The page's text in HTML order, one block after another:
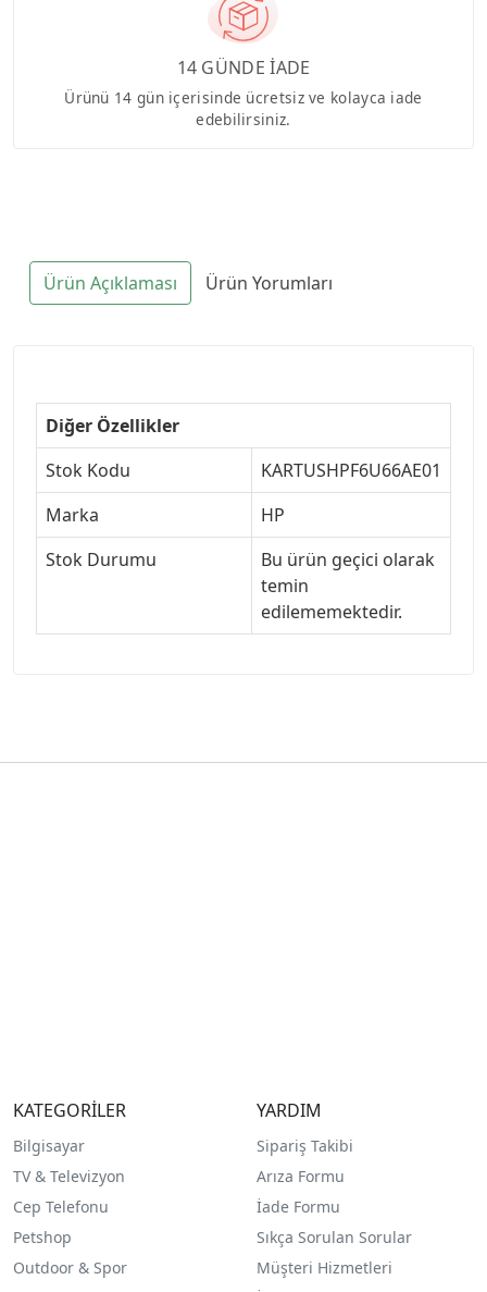
14 GÜNDE İADE
Ürünü 14 gün içerisinde ücretsiz ve kolayca iade
edebilirsiniz.
Ürün Açıklaması Ürün Yorumları
Diğer Özellikler
Stok Kodu
KARTUSHPF6U66AE01
Marka
HP
Stok Durumu
Bu ürün geçici olarak
temin
edilememektedir.
KATEGORİLER
Bilgisayar
TV & Televizyon
Cep Telefonu
Petshop
Outdoor & Spor
YARDIM
Sipariş Takibi
Arıza Formu
İade Formu
Sıkça Sorulan Sorular
Müşteri Hizmetleri